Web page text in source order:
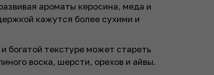
ароматы керосина, меда и
кажутся более сухими и
богатой текстуре может стареть
воска, шерсти, орехов и айвы.